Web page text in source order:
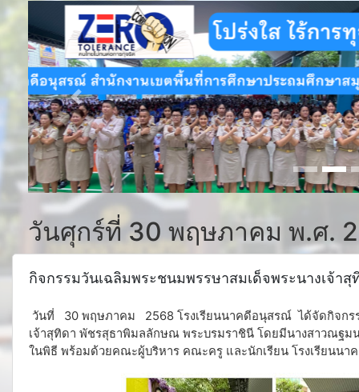
Previous
วันศุกร์ที่ 30 พฤษภาคม พ.ศ.
กิจกรรมวันเฉลิมพระชนมพรรษาสมเด็จพระนางเจ้
วันที่ 30 พฤษภาคม 2568 โรงเรียนนาคดีอนุสรณ์ ได้จัดกิจกรร
เจ้าสุทิดา พัชรสุธาพิมลลักษณ พระบรมราชินี โดยมีนางสาวณฐ
ในพิธี พร้อมด้วยคณะผู้บริหาร คณะครู และนักเรียน โรงเรียนนา